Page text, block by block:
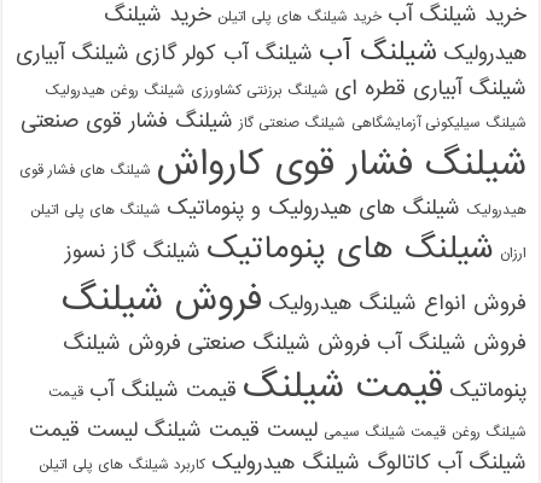
خرید شیلنگ آب خرید شیلنگ های پلی اتیلن خرید شیلنگ
هیدرولیک شیلنگ آب شیلنگ آب کولر گازی شیلنگ آبیاری
شیلنگ آبیاری قطره ای شیلنگ برزنتی کشاورزی شیلنگ روغن هیدرولیک
شیلنگ سیلیکونی آزمایشگاهی شیلنگ صنعتی گاز شیلنگ فشار قوی صنعتی
شیلنگ فشار قوی کارواش شیلنگ های فشار قوی
هیدرولیک شیلنگ های هیدرولیک و پنوماتیک شیلنگ های پلی اتیلن
ارزان شیلنگ های پنوماتیک شیلنگ گاز نسوز
فروش انواع شیلنگ هیدرولیک فروش شیلنگ
فروش شیلنگ آب فروش شیلنگ صنعتی فروش شیلنگ
پنوماتیک قیمت شیلنگ قیمت شیلنگ آب قیمت
شیلنگ روغن قیمت شیلنگ سیمی لیست قیمت شیلنگ لیست قیمت
شیلنگ آب کاتالوگ شیلنگ هیدرولیک کاربرد شیلنگ های پلی اتیلن